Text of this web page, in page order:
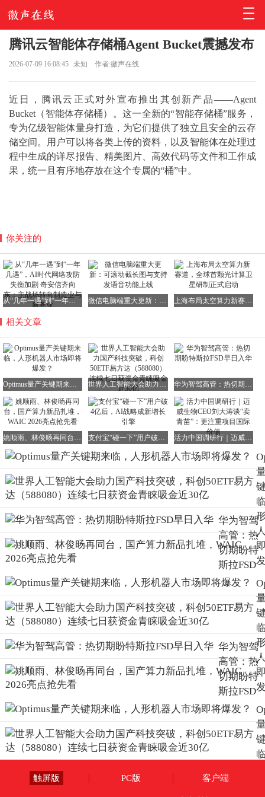
腾讯云智能体存储桶Agent Bucket震撼发布
2026-07-09 16:08:45 未知 作者:徽声在线
近日，腾讯云正式对外宣布推出其创新产品——Agent
Bucket（智能体存储桶）。这一全新的“智能存储桶”服务，
专为亿级智能体量身打造，为它们提供了独立且安全的云存
储空间。用户可以将各类上传的资料，以及智能体在处理过
程中生成的详尽报告、精美图片、高效代码等文件和工作成
果，统一且有序地存放在这个专属的“桶”中。
你关注的
从“几年一遇”到“一年几遇”，AI时代网络攻防失衡加剧 奇安信齐向东：主战场转向制造业与服务业 上海布局太空算力新赛道，全球首颗光计算卫星研制正式启动
相关文章
世界人工智能大会助力国产科技突破，科创50ETF易方达（588080）连续七日获资金青睐吸金近30亿
活力中国调研行｜迈威生物CEO刘大涛谈“卖青苗”：更注重项目国际价值
华为智驾
高管：热
切期盼特
斯拉FSD
早日入华
华为智驾
高管：热
切期盼特
斯拉FSD
早日入华
触屏版 PC版 客户端